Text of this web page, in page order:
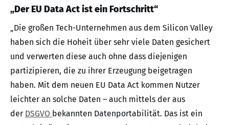
„Der EU Data Act ist ein Fortschritt“
„Die großen Tech-Unternehmen aus dem Silicon Valley
haben sich die Hoheit über sehr viele Daten gesichert
und verwerten diese auch ohne dass diejenigen
partizipieren, die zu ihrer Erzeugung beigetragen
haben. Mit dem neuen EU Data Act kommen Nutzer
leichter an solche Daten – auch mittels der aus
der DSGVO bekannten Datenportabilität. Das ist ein